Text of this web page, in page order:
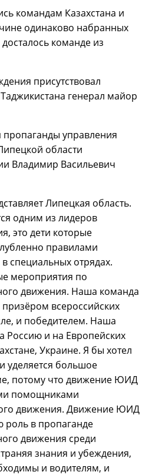
командам Казахстана и
одинаково набранных
команде из
присутствовал
генерал майор
управления
области
Владимир Васильевич
Липецкая область.
одним из лидеров
это дети которые
правилами
специальных отрядах.
мероприятия по
движения. Наша команда
всероссийских
и победителем. Наша
Россию и на Европейских
Украине. Я бы хотел
уделяется большое
потому что движение ЮИД
помощниками
движения. Движение ЮИД
роль в пропаганде
движения среди
знания и убеждения,
и водителям, и